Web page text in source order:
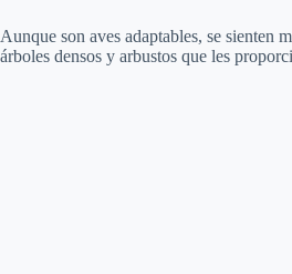
Aunque son aves adaptables, se sienten
árboles densos y arbustos que les